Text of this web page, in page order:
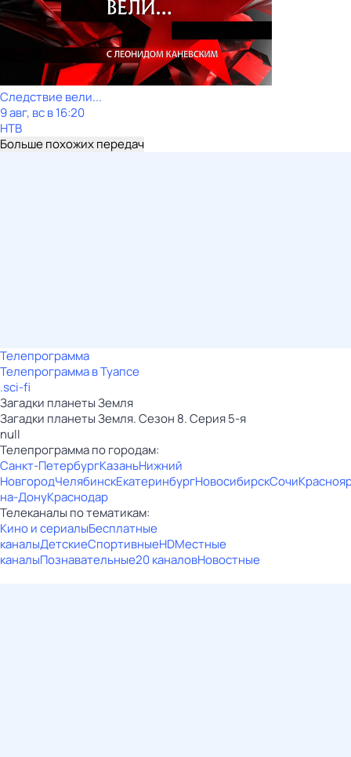
Следствие вели...
9 авг, вс в 16:20
НТВ
Больше похожих передач
Телепрограмма
Телепрограмма в Туапсе
.sci-fi
Загадки планеты Земля
Загадки планеты Земля. Сезон 8. Серия 5-я
null
Телепрограмма по городам:
Санкт-ПетербургКазаньНижний
НовгородЧелябинскЕкатеринбургНовосибирскСочи
на-ДонуКраснодар
Телеканалы по тематикам:
Кино и сериалыБесплатные
каналыДетскиеСпортивныеHDМестные
каналыПознавательные20 каналовНовостные